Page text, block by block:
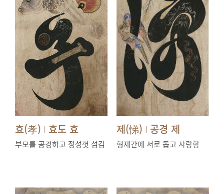
효(孝) | 효도 효
부모를 공경하고 정성껏 섬김
제(悌) | 공경 제
형제간에 서로 돕고 사랑함